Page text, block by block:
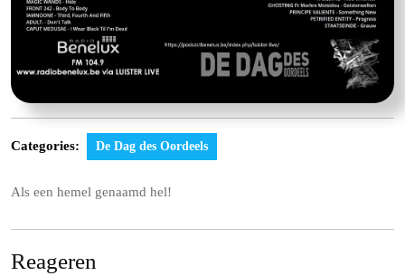
Categories: De Dag des Oordeels
Als een hemel genaamd hel!
Reageren